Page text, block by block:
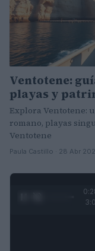
Ventotene:
playas y
Explora Ventotene:
romano, playas
Ventotene
Paula Castillo · 28 Abr